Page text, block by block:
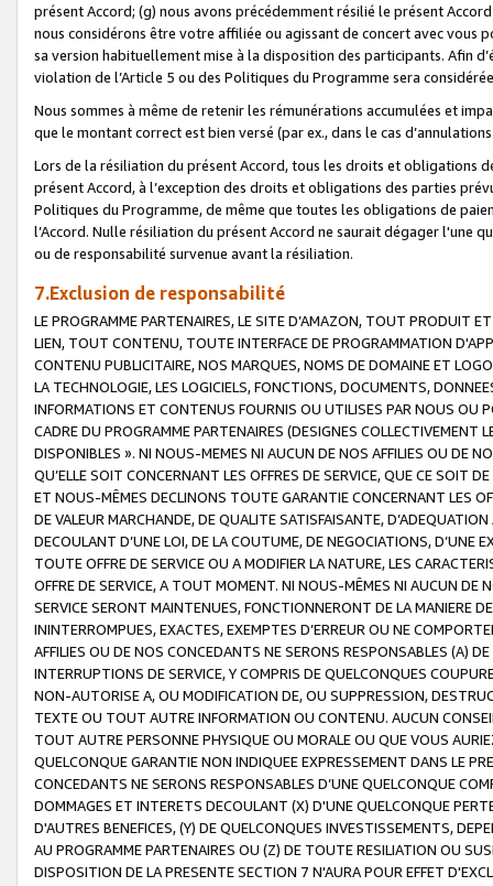
présent Accord; (g) nous avons précédemment résilié le présent
nous considérons être votre affiliée ou agissant de concert avec vous
sa version habituellement mise à la disposition des participants. Afin
violation de l’Article 5 ou des Politiques du Programme sera
Nous sommes à même de retenir les rémunérations accumulées et
que le montant correct est bien versé (par ex., dans le cas
Lors de la résiliation du présent Accord, tous les droits et obligations
présent Accord, à l’exception des droits et obligations des parties
Politiques du Programme, de même que toutes les obligations de
l’Accord. Nulle résiliation du présent Accord ne saurait dégager l'une
ou de responsabilité survenue avant la résiliation.
7.Exclusion de responsabilité
LE PROGRAMME PARTENAIRES, LE SITE D’AMAZON, TOUT PRODUIT
LIEN, TOUT CONTENU, TOUTE INTERFACE DE PROGRAMMATION
CONTENU PUBLICITAIRE, NOS MARQUES, NOMS DE DOMAINE ET
LA TECHNOLOGIE, LES LOGICIELS, FONCTIONS, DOCUMENTS,
INFORMATIONS ET CONTENUS FOURNIS OU UTILISES PAR NOUS OU
CADRE DU PROGRAMME PARTENAIRES (DESIGNES COLLECTIVEMENT
DISPONIBLES ». NI NOUS-MEMES NI AUCUN DE NOS AFFILIES OU DE
QU’ELLE SOIT CONCERNANT LES OFFRES DE SERVICE, QUE CE SOIT
ET NOUS-MÊMES DECLINONS TOUTE GARANTIE CONCERNANT LES
DE VALEUR MARCHANDE, DE QUALITE SATISFAISANTE,
DECOULANT D’UNE LOI, DE LA COUTUME, DE NEGOCIATIONS, D’UNE
TOUTE OFFRE DE SERVICE OU A MODIFIER LA NATURE, LES
OFFRE DE SERVICE, A TOUT MOMENT. NI NOUS-MÊMES NI AUCUN DE
SERVICE SERONT MAINTENUES, FONCTIONNERONT DE LA MANIERE
ININTERROMPUES, EXACTES, EXEMPTES D’ERREUR OU NE
AFFILIES OU DE NOS CONCEDANTS NE SERONS RESPONSABLES (A)
INTERRUPTIONS DE SERVICE, Y COMPRIS DE QUELCONQUES
NON-AUTORISE A, OU MODIFICATION DE, OU SUPPRESSION,
TEXTE OU TOUT AUTRE INFORMATION OU CONTENU. AUCUN
TOUT AUTRE PERSONNE PHYSIQUE OU MORALE OU QUE VOUS
QUELCONQUE GARANTIE NON INDIQUEE EXPRESSEMENT DANS LE
CONCEDANTS NE SERONS RESPONSABLES D’UNE QUELCONQUE
DOMMAGES ET INTERETS DECOULANT (X) D'UNE QUELCONQUE
D'AUTRES BENEFICES, (Y) DE QUELCONQUES INVESTISSEMENTS,
AU PROGRAMME PARTENAIRES OU (Z) DE TOUTE RESILIATION OU
DISPOSITION DE LA PRESENTE SECTION 7 N'AURA POUR EFFET